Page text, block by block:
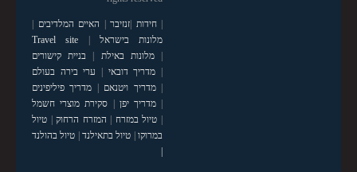
|חידות |זנזיבר | האיים המלדיבים |
מלונות בישראל |
Travel site
|מלונות באילת | בניית קישורים
| מדריך דובאי | ערי בירה בעולם
|מדריך ויטנאם | מדריך פיליפינים
|מדריך יפן | סקירת מוצרי חשמל
| טיול במזרח | המזרח הרחוק| טיול
במרוקו| טיול בתאילנד| טיול בהולנד
|